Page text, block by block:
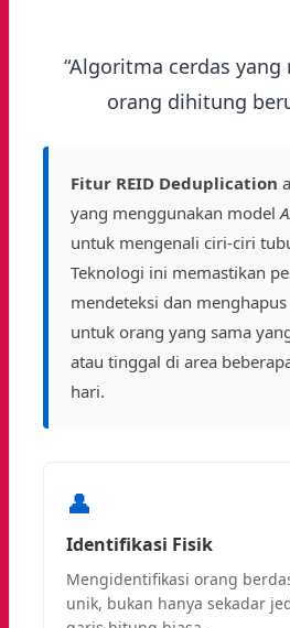
“Algoritma cerdas
orang dihitung
Fitur REID Deduplication
yang menggunakan model
untuk mengenali ciri-ciri
Teknologi ini memastikan
mendeteksi dan
untuk orang yang sama
atau tinggal di area
hari.
👤
Identifikasi Fisik
Mengidentifikasi orang
unik, bukan hanya sekadar